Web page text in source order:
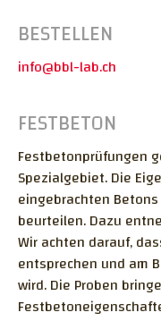
BESTELLEN
info@bbl-lab.ch
FESTBETON
Festbetonprüfungen
Spezialgebiet. Die
eingebrachten
beurteilen. Dazu
Wir achten darauf,
entsprechen und am
wird. Die Proben